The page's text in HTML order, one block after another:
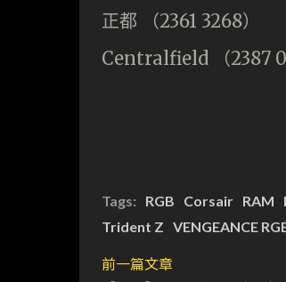
正都 （2361 3268）
Centralfield （2387
Tags: RGB Corsair RAM
Trident Z VENGEANCE
前一篇文章